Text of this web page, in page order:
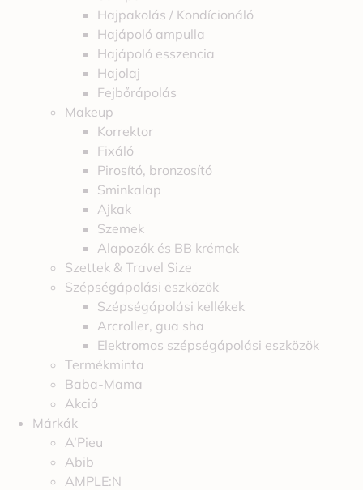
Hajpakolás / Kondícionáló
Hajápoló ampulla
Hajápoló esszencia
Hajolaj
Fejbőrápolás
Makeup
Korrektor
Fixáló
Pirosító, bronzosító
Sminkalap
Ajkak
Szemek
Alapozók és BB krémek
Szettek & Travel Size
Szépségápolási eszközök
Szépségápolási kellékek
Arcroller, gua sha
Elektromos szépségápolási eszközök
Termékminta
Baba-Mama
Akció
Márkák
A’Pieu
Abib
AMPLE:N